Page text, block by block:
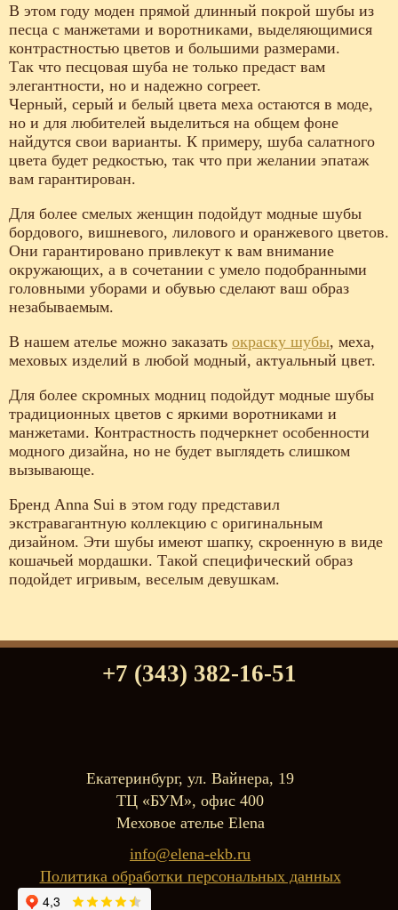
В этом году моден прямой длинный покрой шубы из
песца с манжетами и воротниками, выделяющимися
контрастностью цветов и большими размерами.
Так что песцовая шуба не только предаст вам
элегантности, но и надежно согреет.
Черный, серый и белый цвета меха остаются в моде,
но и для любителей выделиться на общем фоне
найдутся свои варианты. К примеру, шуба салатного
цвета будет редкостью, так что при желании эпатаж
вам гарантирован.
Для более смелых женщин подойдут модные шубы
бордового, вишневого, лилового и оранжевого цветов.
Они гарантировано привлекут к вам внимание
окружающих, а в сочетании с умело подобранными
головными уборами и обувью сделают ваш образ
незабываемым.
В нашем ателье можно заказать окраску шубы, меха,
меховых изделий в любой модный, актуальный цвет.
Для более скромных модниц подойдут модные шубы
традиционных цветов с яркими воротниками и
манжетами. Контрастность подчеркнет особенности
модного дизайна, но не будет выглядеть слишком
вызывающе.
Бренд Anna Sui в этом году представил
экстравагантную коллекцию с оригинальным
дизайном. Эти шубы имеют шапку, скроенную в виде
кошачьей мордашки. Такой специфический образ
подойдет игривым, веселым девушкам.
+7 (343) 382-16-51
Екатеринбург, ул. Вайнера, 19
ТЦ «БУМ», офис 400
Меховое ателье Elena
info@elena-ekb.ru
Политика обработки персональных данных